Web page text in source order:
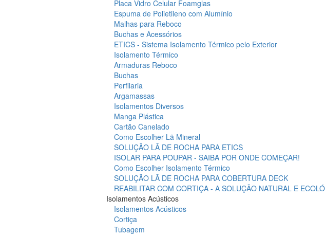
Placa Vidro Celular Foamglas
Espuma de Polietileno com Alumínio
Malhas para Reboco
Buchas e Acessórios
ETICS - Sistema Isolamento Térmico pelo Exterior
Isolamento Térmico
Armaduras Reboco
Buchas
Perfilaria
Argamassas
Isolamentos Diversos
Manga Plástica
Cartão Canelado
Como Escolher Lã Mineral
SOLUÇÃO LÃ DE ROCHA PARA ETICS
ISOLAR PARA POUPAR - SAIBA POR ONDE COMEÇAR!
Como Escolher Isolamento Térmico
SOLUÇÃO LÃ DE ROCHA PARA COBERTURA DECK
REABILITAR COM CORTIÇA - A SOLUÇÃO NATURAL E
Isolamentos Acústicos
Isolamentos Acústicos
Cortiça
Tubagem